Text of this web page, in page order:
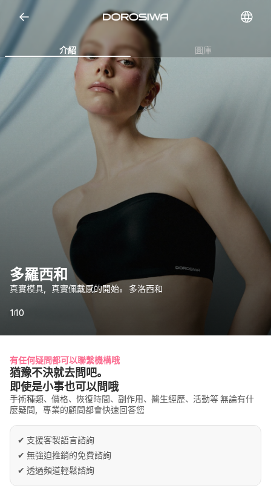
介紹 圖庫
多羅西和
真實模具，真實佩戴感的開始。 多洛西和
1 10
有任何疑問都可以聯繫機構哦
猶豫不決就去問吧。
即使是小事也可以問哦
手術種類、價格、恢復時間、副作用、醫生經歷、活動等 無論有什
麼疑問，專業的顧問都會快速回答您
✔ 支援客製語言諮詢
✔ 無強迫推銷的免費諮詢
✔ 透過頻道輕鬆諮詢